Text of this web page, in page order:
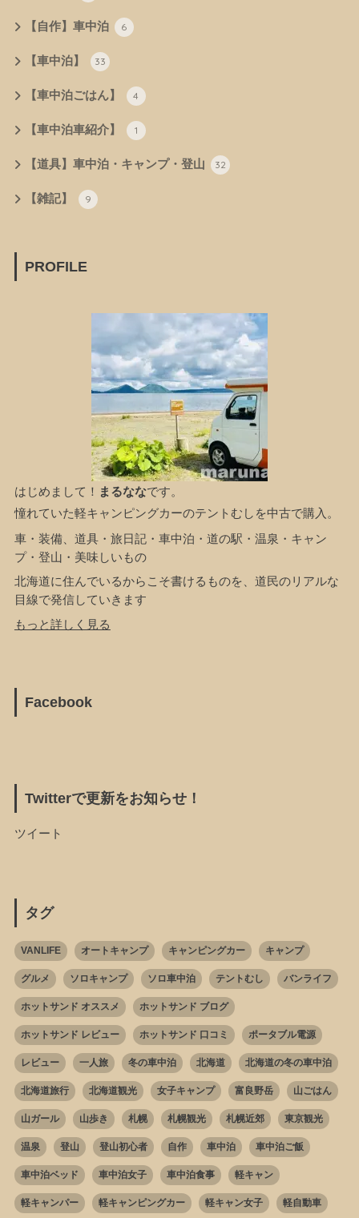
【自作】車中泊 6
【車中泊】 33
【車中泊ごはん】 4
【車中泊車紹介】 1
【道具】車中泊・キャンプ・登山 32
【雑記】 9
PROFILE
はじめまして！ まるななです。
憧れていた軽キャンピングカーのテントむしを中古で購入。
車・装備、道具・旅日記・車中泊・道の駅・温泉・キャン
プ・登山・美味しいもの
北海道に住んでいるからこそ書けるものを、道民のリアルな
目線で発信していきます
もっと詳しく見る
Facebook
Twitterで更新をお知らせ！
ツイート
タグ
VANLIFE オートキャンプ キャンピングカー キャンプ
グルメ ソロキャンプ ソロ車中泊 テントむし バンライフ
ホットサンド オススメ ホットサンド ブログ
ホットサンド レビュー ホットサンド 口コミ ポータブル電源
レビュー 一人旅 冬の車中泊 北海道 北海道の冬の車中泊
北海道旅行 北海道観光 女子キャンプ 富良野岳 山ごはん
山ガール 山歩き 札幌 札幌観光 札幌近郊 東京観光
温泉 登山 登山初心者 自作 車中泊 車中泊ご飯
車中泊ベッド 車中泊女子 車中泊食事 軽キャン
軽キャンパー 軽キャンピングカー 軽キャン女子 軽自動車